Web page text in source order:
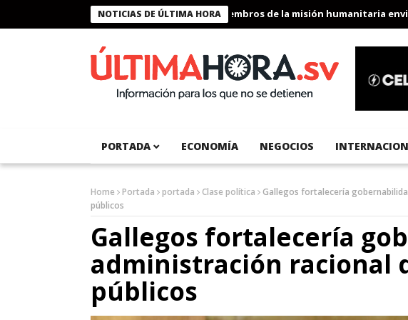
NOTICIAS DE ÚLTIMA HORA
Presidente Bukele condecora a miembros de la misión humanitaria enviada
PORTADA ECONOMÍA NEGOCIOS
Home Portada portada Clase política
Gallegos fortalecería
públicos
Gallegos fortalecería
administración racional
públicos